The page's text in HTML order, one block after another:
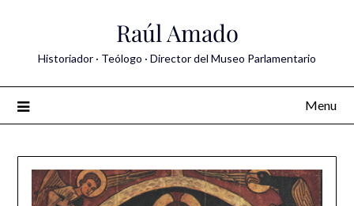
Raúl Amado
Historiador · Teólogo · Director del Museo Parlamentario
Menu